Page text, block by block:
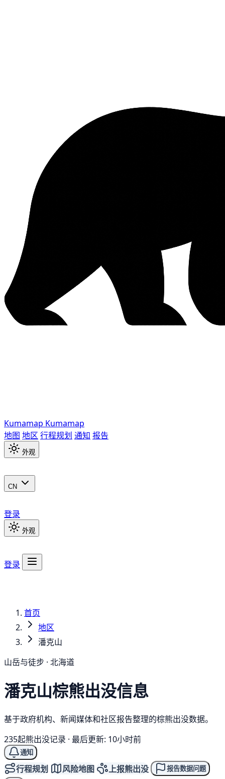
Kumamap Kumamap
地图 地区 行程规划 通知 报告
外观
CN
登录
外观
登录
首页
地区
潘克山
山岳与徒步 · 北海道
潘克山棕熊出没信息
基于政府机构、新闻媒体和社区报告整理的棕熊出没数据。
235起熊出没记录 · 最后更新: 10小时前
通知
行程规划 风险地图 上报熊出没 报告数据问题